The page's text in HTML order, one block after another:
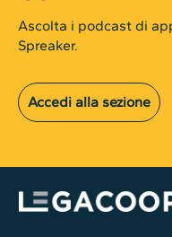
Ascolta i podcast di
Spreaker.
Accedi alla sezione